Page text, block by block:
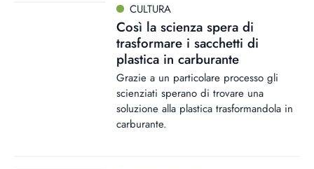
CULTURA
Così la scienza spera di
trasformare i sacchetti di
plastica in carburante
Grazie a un particolare processo gli
scienziati sperano di trovare una
soluzione alla plastica trasformandola in
carburante.